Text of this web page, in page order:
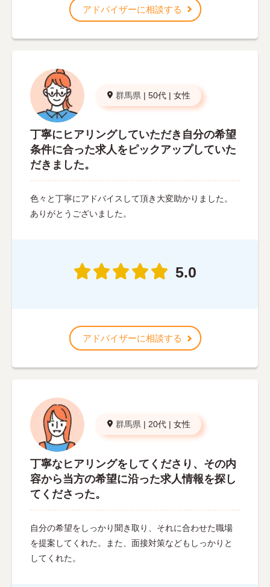
アドバイザーに相談する
群馬県 | 50代 | 女性
丁寧にヒアリングしていただき自分の希望
条件に合った求人をピックアップしていた
だきました。
色々と丁寧にアドバイスして頂き大変助かりました。
ありがとうございました。
5.0
アドバイザーに相談する
群馬県 | 20代 | 女性
丁寧なヒアリングをしてくださり、その内
容から当方の希望に沿った求人情報を探し
てくださった。
自分の希望をしっかり聞き取り、それに合わせた職場
を提案してくれた。また、面接対策などもしっかりと
してくれた。